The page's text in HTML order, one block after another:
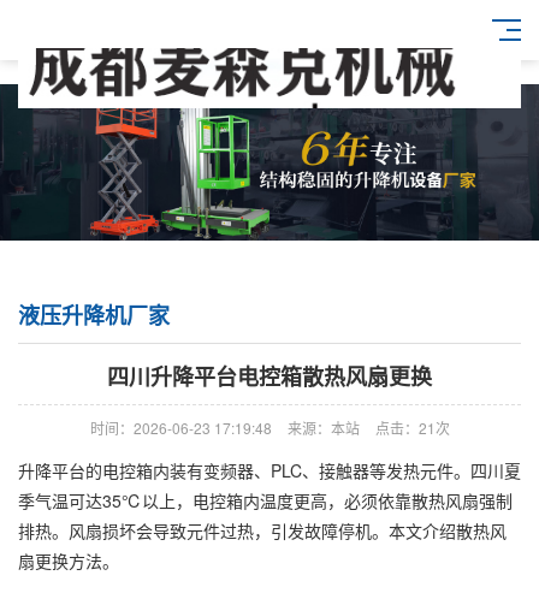
液压升降机厂家
四川升降平台电控箱散热风扇更换
时间：2026-06-23 17:19:48 来源：本站 点击：21次
升降平台的电控箱内装有变频器、PLC、接触器等发热元件。四川夏
季气温可达35℃以上，电控箱内温度更高，必须依靠散热风扇强制
排热。风扇损坏会导致元件过热，引发故障停机。本文介绍散热风
扇更换方法。